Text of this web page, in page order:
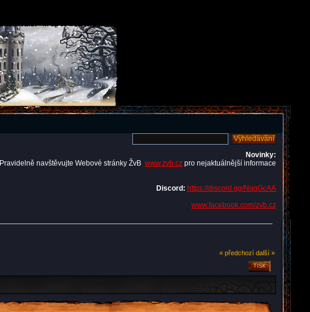
Novinky:
Pravidelně navštěvujte Webové stránky ŽvB www.zvb.cz pro nejaktuálnější informace
Discord: https://discord.gg/NqqGcAA
www.facebook.com/zvb.cz
« předchozí další »
TISK